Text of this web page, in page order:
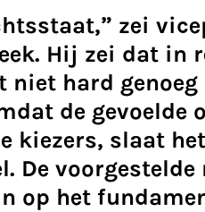
zei
Hij zei dat in
hard genoeg
de gevoelde
kiezers, slaat
De voorgestelde
op het